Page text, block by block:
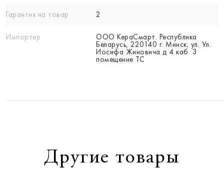
Гарантия на товар 2
Импортер
ООО КераСмарт. Республика
Беларусь, 220140 г. Минск; ул. Ул.
Иосифа Жиновича д 4 каб. 3
помещение ТС
Другие товары